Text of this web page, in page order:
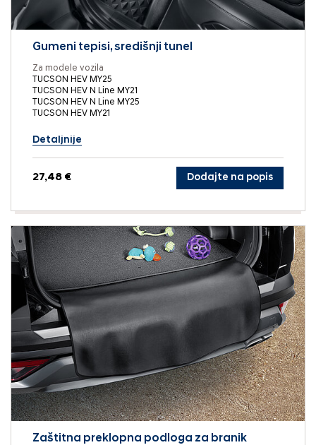
Gumeni tepisi, središnji tunel
Za modele vozila
TUCSON HEV MY25
TUCSON HEV N Line MY21
TUCSON HEV N Line MY25
TUCSON HEV MY21
Detaljnije
27,48 € Dodajte na popis
Zaštitna preklopna podloga za branik